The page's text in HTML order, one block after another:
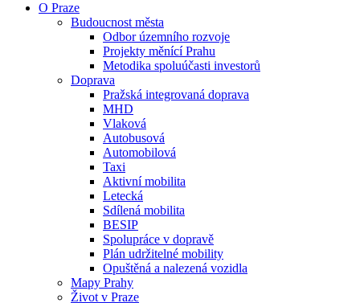
O Praze
Budoucnost města
Odbor územního rozvoje
Projekty měnící Prahu
Metodika spoluúčasti investorů
Doprava
Pražská integrovaná doprava
MHD
Vlaková
Autobusová
Automobilová
Taxi
Aktivní mobilita
Letecká
Sdílená mobilita
BESIP
Spolupráce v dopravě
Plán udržitelné mobility
Opuštěná a nalezená vozidla
Mapy Prahy
Život v Praze